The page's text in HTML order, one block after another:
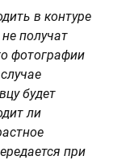
в контуре
получат
фотографии
будет
ли
при